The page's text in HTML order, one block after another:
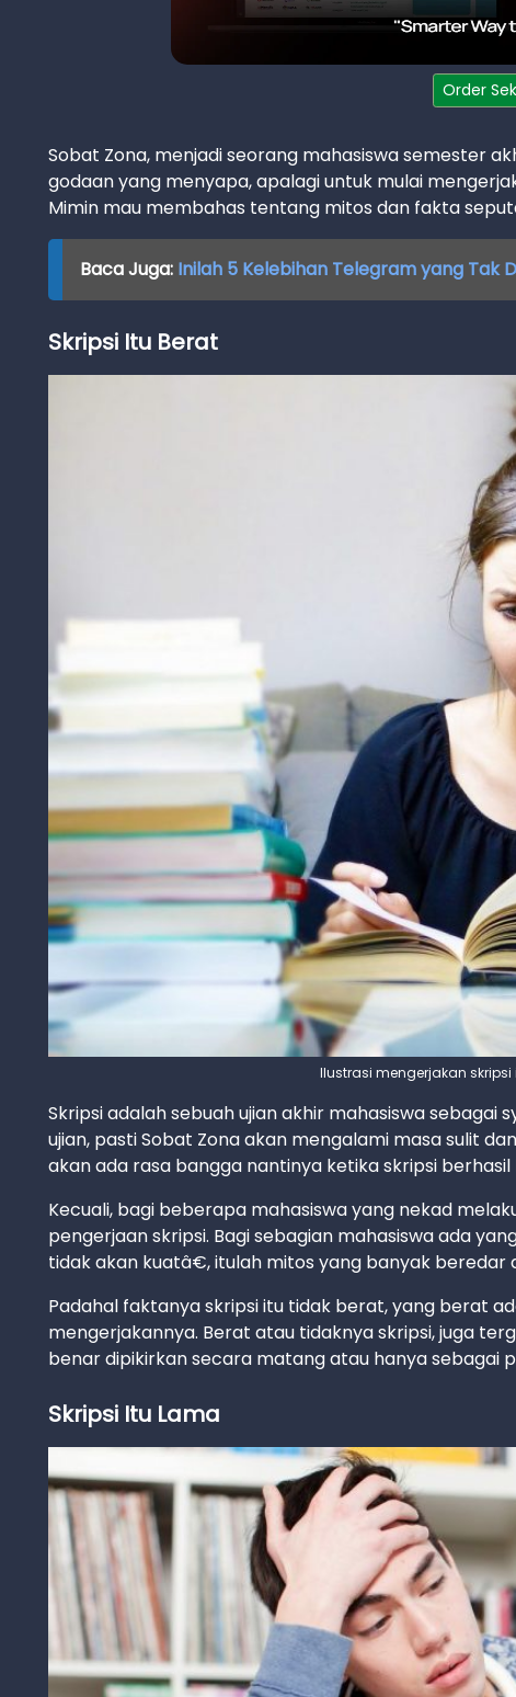
Order
Sobat Zona, menjadi seorang mahasiswa semester
godaan yang menyapa, apalagi untuk mulai
Mimin mau membahas tentang mitos dan fakta
Baca Juga:Inilah 5 Kelebihan Telegram yang Tak
Skripsi Itu Berat
Ilustrasi mengerjakan
Skripsi adalah sebuah ujian akhir mahasiswa sebagai
ujian, pasti Sobat Zona akan mengalami masa sulit
akan ada rasa bangga nantinya ketika skripsi berhasil
Kecuali, bagi beberapa mahasiswa yang nekad
pengerjaan skripsi. Bagi sebagian mahasiswa ada
tidak akan kuatâ€, itulah mitos yang banyak beredar
Padahal faktanya skripsi itu tidak berat, yang berat
mengerjakannya. Berat atau tidaknya skripsi, juga
benar dipikirkan secara matang atau hanya sebagai
Skripsi Itu Lama